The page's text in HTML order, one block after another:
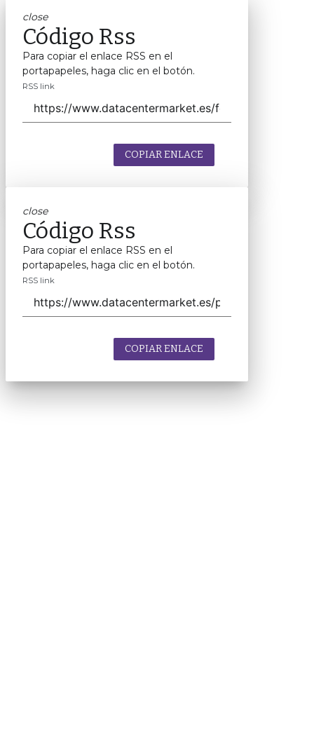
close
Código Rss
Para copiar el enlace RSS en el
portapapeles, haga clic en el botón.
RSS link
COPIAR ENLACE
close
Código Rss
Para copiar el enlace RSS en el
portapapeles, haga clic en el botón.
RSS link
COPIAR ENLACE